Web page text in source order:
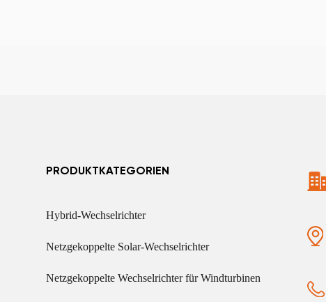
PRODUKTKATEGORIEN
Hybrid-Wechselrichter
Netzgekoppelte Solar-Wechselrichter
Netzgekoppelte Wechselrichter für Windturbinen